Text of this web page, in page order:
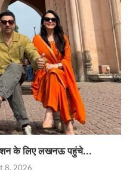
के लिए लखनऊ पहुंचे...
8, 2026